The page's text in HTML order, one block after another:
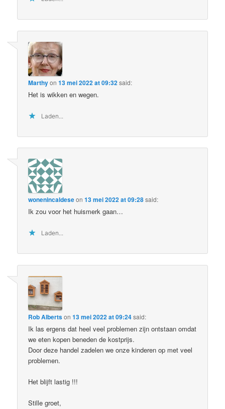
Marthyon13 mei 2022 at 09:32said:
Het is wikken en wegen.
Laden...
wonenincaldeseon13 mei 2022 at 09:28said:
Ik zou voor het huismerk gaan…
Laden...
Rob Albertson13 mei 2022 at 09:24said:
Ik las ergens dat heel veel problemen zijn ontstaan omdat
we eten kopen beneden de kostprijs.
Door deze handel zadelen we onze kinderen op met veel
problemen.
Het blijft lastig !!!
Stille groet,